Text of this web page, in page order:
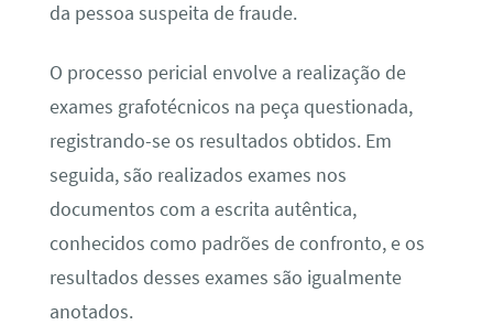
da pessoa suspeita de fraude.
O processo pericial envolve a realização de
exames grafotécnicos na peça questionada,
registrando-se os resultados obtidos. Em
seguida, são realizados exames nos
documentos com a escrita autêntica,
conhecidos como padrões de confronto, e os
resultados desses exames são igualmente
anotados.